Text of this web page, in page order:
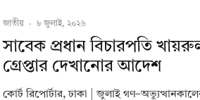
জাতীয় · ৮ জুলাই, ২০২৬
সাবেক প্রধান বিচারপতি
গ্রেপ্তার দেখানোর আদেশ
কোর্ট রিপোর্টার, ঢাকা | জুলাই